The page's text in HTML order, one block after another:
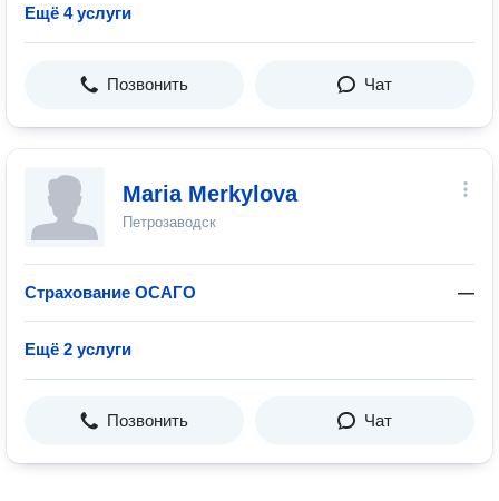
Ещё 4 услуги
Позвонить Чат
Maria Merkylova
Петрозаводск
Страхование ОСАГО —
Ещё 2 услуги
Позвонить Чат